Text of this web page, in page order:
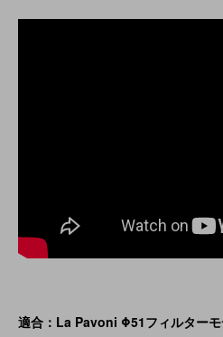
適合：La Pavoni Φ51フィルターモ